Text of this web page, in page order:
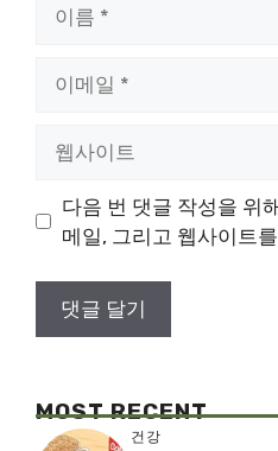
트
다음 번 댓글 작성을 위
메일, 그리고 웹사이트
MOST RECENT
건강